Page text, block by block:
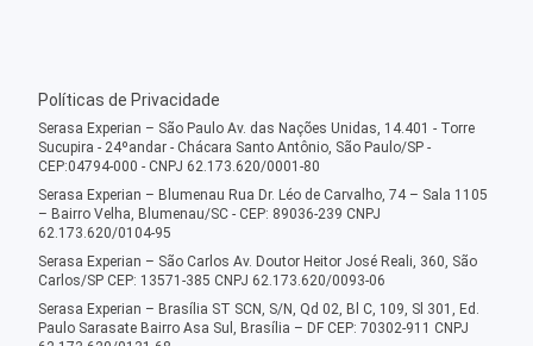
Políticas de Privacidade
Serasa Experian – São Paulo Av. das Nações Unidas, 14.401 - Torre
Sucupira - 24ºandar - Chácara Santo Antônio, São Paulo/SP -
CEP:04794-000 - CNPJ 62.173.620/0001-80
Serasa Experian – Blumenau Rua Dr. Léo de Carvalho, 74 – Sala 1105
– Bairro Velha, Blumenau/SC - CEP: 89036-239 CNPJ
62.173.620/0104-95
Serasa Experian – São Carlos Av. Doutor Heitor José Reali, 360, São
Carlos/SP CEP: 13571-385 CNPJ 62.173.620/0093-06
Serasa Experian – Brasília ST SCN, S/N, Qd 02, Bl C, 109, Sl 301, Ed.
Paulo Sarasate Bairro Asa Sul, Brasília – DF CEP: 70302-911 CNPJ